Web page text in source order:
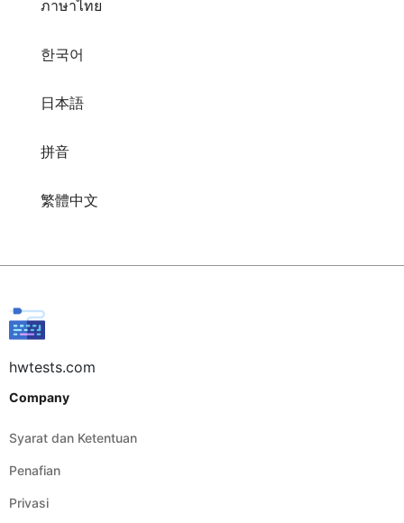
ภาษาไทย
한국어
日本語
拼音
繁體中文
hwtests.com
Company
Syarat dan Ketentuan
Penafian
Privasi